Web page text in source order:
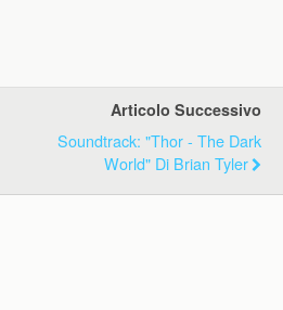
Articolo Successivo
Soundtrack: "Thor - The Dark
World" Di Brian Tyler